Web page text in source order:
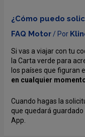
¿Cómo puedo
FAQ Motor/ Por
Si vas a viajar con tu
la Carta verde para
los países que figuran
en cualquier
Cuando hagas la
que quedará
App.